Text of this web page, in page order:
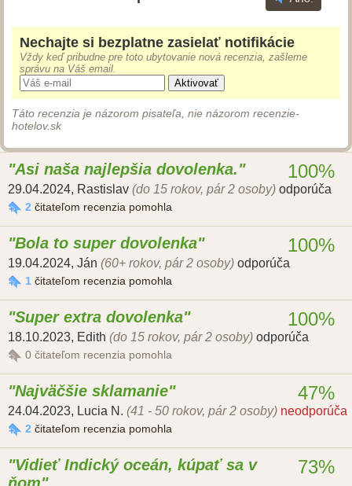
Nechajte si bezplatne zasielať notifikácie
Vždy keď pribudne pre toto ubytovanie nová recenzia, zašleme
správu na Váš email.
Aktivovať
Táto recenzia je názorom pisateľa, nie názorom recenzie-
hotelov.sk
Asi naša najlepšia dovolenka.
29.04.2024, Rastislav (do 15 rokov, pár 2 osoby) odporúča
2 čitateľom recenzia pomohla
100%
Bola to super dovolenka
19.04.2024, Ján (60+ rokov, pár 2 osoby) odporúča
1 čitateľom recenzia pomohla
100%
Super extra dovolenka
18.10.2023, Edith (do 15 rokov, pár 2 osoby) odporúča
0 čitateľom recenzia pomohla
100%
Najväčšie sklamanie
24.04.2023, Lucia N. (41 - 50 rokov, pár 2 osoby) neodporúča
2 čitateľom recenzia pomohla
47%
Vidieť Indický oceán, kúpať sa v
73%